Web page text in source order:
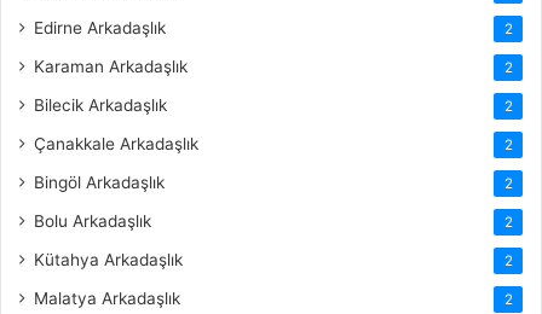
Edirne Arkadaşlık 2
Karaman Arkadaşlık 2
Bilecik Arkadaşlık 2
Çanakkale Arkadaşlık 2
Bingöl Arkadaşlık 2
Bolu Arkadaşlık 2
Kütahya Arkadaşlık 2
Malatya Arkadaşlık 2